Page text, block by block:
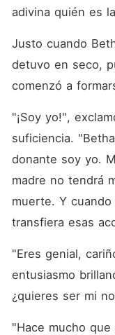
adivina quién es
Justo cuando
detuvo en seco,
comenzó a
"¡Soy yo!",
suficiencia.
donante soy yo.
madre no tendrá
muerte. Y
transfiera esas
"Eres genial,
entusiasmo
¿quieres ser mi
"Hace mucho